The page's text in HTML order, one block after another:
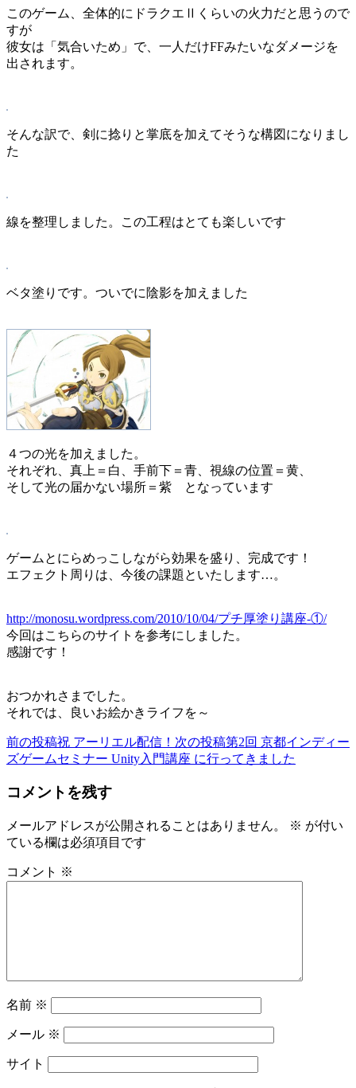
このゲーム、全体的にドラクエⅡくらいの火力だと思うので
すが
彼女は「気合いため」で、一人だけFFみたいなダメージを
出されます。
そんな訳で、剣に捻りと掌底を加えてそうな構図になりまし
た
線を整理しました。この工程はとても楽しいです
ベタ塗りです。ついでに陰影を加えました
４つの光を加えました。
それぞれ、真上＝白、手前下＝青、視線の位置＝黄、
そして光の届かない場所＝紫 となっています
ゲームとにらめっこしながら効果を盛り、完成です！
エフェクト周りは、今後の課題といたします…。
http://monosu.wordpress.com/2010/10/04/プチ厚塗り講座-①/
今回はこちらのサイトを参考にしました。
感謝です！
おつかれさまでした。
それでは、良いお絵かきライフを～
投
稿
ナ
ビ
ゲ
ー
前の投稿祝 アーリエル配信！ 次の投稿第2回 京都インディー
ズゲームセミナー Unity入門講座 に行ってきました
コメントを残す
メールアドレスが公開されることはありません。 ※ が付い
ている欄は必須項目です
コメント ※
名前 ※
メール ※
サイト